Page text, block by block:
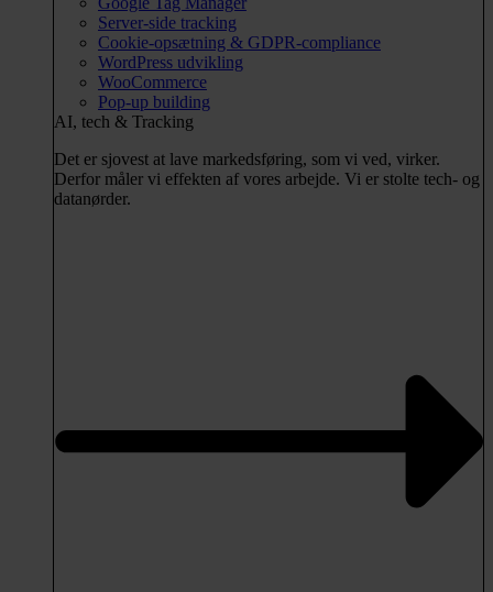
Server-side tracking
Cookie-opsætning & GDPR-compliance
WordPress udvikling
WooCommerce
Pop-up building
AI, tech & Tracking
Det er sjovest at lave markedsføring, som vi ved, virker.
Derfor måler vi effekten af vores arbejde. Vi er stolte tech- og
datanørder.